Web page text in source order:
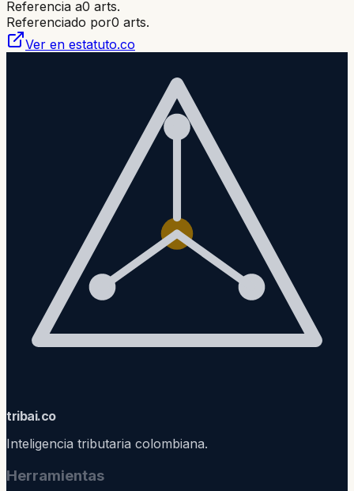
Referencia a0 arts.
Referenciado por0 arts.
Ver en estatuto.co
tribai.co
Inteligencia tributaria colombiana.
Herramientas